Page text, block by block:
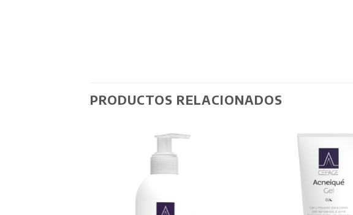
PRODUCTOS RELACIONADOS